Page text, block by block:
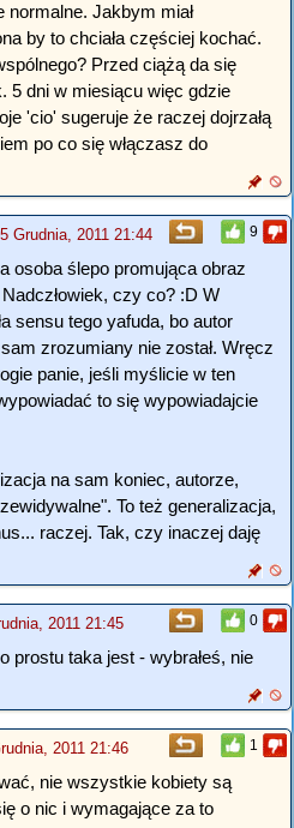
normalne. Jakbym miał
by to chciała częściej kochać.
Przed ciążą da się
5 dni w miesiącu więc gdzie
'cio' sugeruje że raczej dojrzałą
po co się włączasz do
9
Grudnia, 2011 21:44
osoba ślepo promująca obraz
czy co? :D W
sensu tego yafuda, bo autor
zrozumiany nie został. Wręcz
panie, jeśli myślicie w ten
to się wypowiadajcie
na sam koniec, autorze,
To też generalizacja,
raczej. Tak, czy inaczej daję
0
2011 21:45
prostu taka jest - wybrałeś, nie
1
2011 21:46
nie wszystkie kobiety są
o nic i wymagające za to